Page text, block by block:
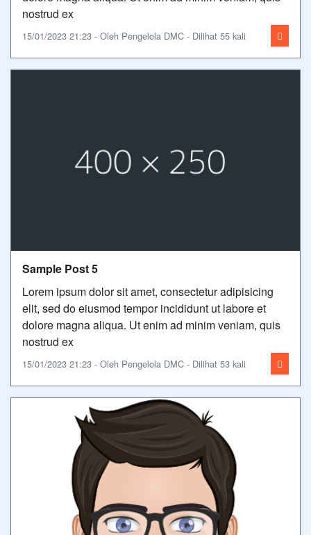
nostrud ex
15/01/2023 21:23 - Oleh Pengelola DMC - Dilihat 55 kali
Sample Post 5
Lorem ipsum dolor sit amet, consectetur adipisicing
elit, sed do eiusmod tempor incididunt ut labore et
dolore magna aliqua. Ut enim ad minim veniam, quis
nostrud ex
15/01/2023 21:23 - Oleh Pengelola DMC - Dilihat 53 kali